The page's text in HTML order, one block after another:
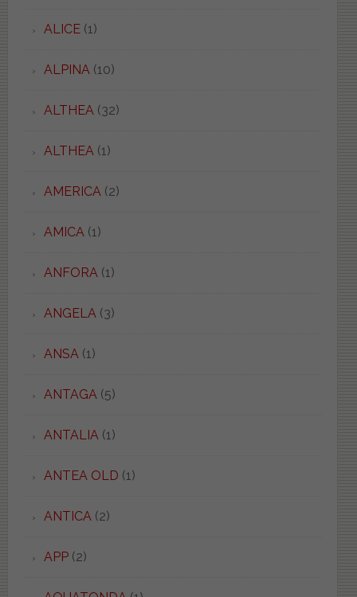
ALICE(1)
ALPINA (10)
ALTHEA (32)
ALTHEA (1)
AMERICA (2)
AMICA (1)
ANFORA (1)
ANGELA (3)
ANSA (1)
ANTAGA (5)
ANTALIA (1)
ANTEA OLD (1)
ANTICA (2)
APP(2)